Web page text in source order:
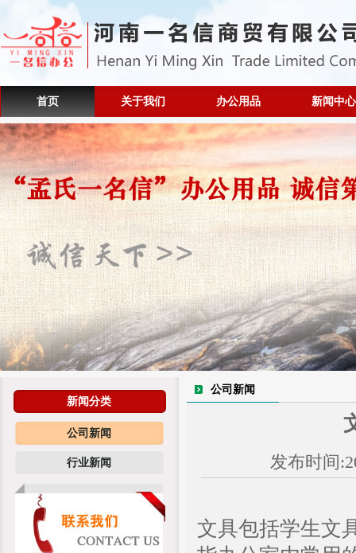
首页 关于我们 办公用品 新闻中心
新闻分类
公司新闻
行业新闻
公司新闻
发布时间
文具包括学生文